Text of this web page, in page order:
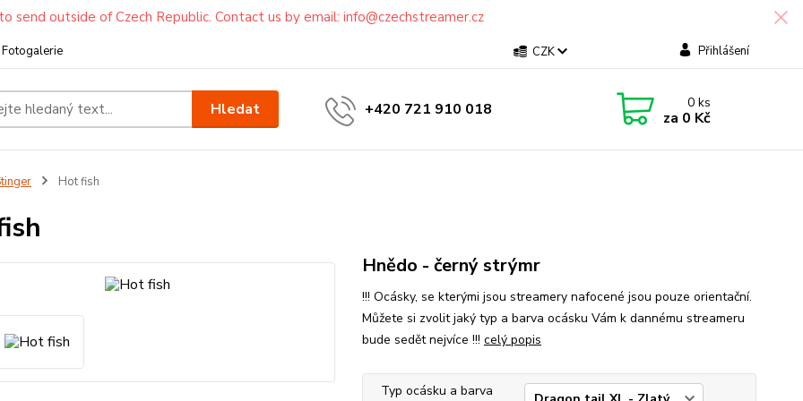
send outside of Czech Republic. Contact us by email: info@czechstreamer.cz
Fotogalerie CZK Přihlášení
Hledat +420 721 910 018 0ks
za 0 Kč
Hot fish
Hnědo - černý strýmr
!!! Ocásky, se kterými jsou streamery nafocené jsou pouze orientační.
Můžete si zvolit jaký typ a barva ocásku Vám k dannému streameru
bude sedět nejvíce !!! celý popis
Typ ocásku a barva